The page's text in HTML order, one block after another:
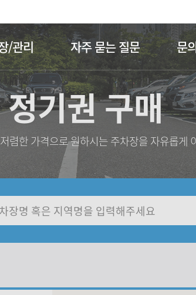
/관리 자주 묻는 질문 문
정기권 구매
렴한 가격으로 원하시는 주차장을 자유롭게